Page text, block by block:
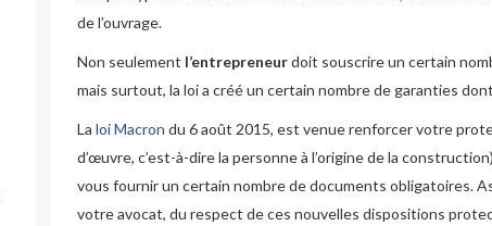
de l’ouvrage.
Non seulement l’entrepreneurdoit souscrire un certain
mais surtout, la loi a créé un certain nombre de garanties
La loi Macron du 6 août 2015, est venue renforcer votre
d’œuvre, c’est-à-dire la personne à l’origine de la
vous fournir un certain nombre de documents obligatoires.
votre avocat, du respect de ces nouvelles dispositions